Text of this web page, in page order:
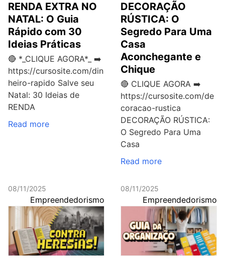
RENDA EXTRA NO
NATAL: O Guia
Rápido com 30
Ideias Práticas
🔴 *_CLIQUE AGORA*_ ➡️
https://cursosite.com/din
heiro-rapido Salve seu
Natal: 30 Ideias de
RENDA
Read more
DECORAÇÃO
RÚSTICA: O
Segredo Para Uma
Casa
Aconchegante e
Chique
🔴 CLIQUE AGORA ➡️
https://cursosite.com/de
coracao-rustica
DECORAÇÃO RÚSTICA:
O Segredo Para Uma
Casa
Read more
08/11/2025
Empreendedorismo
08/11/2025
Empreendedorismo